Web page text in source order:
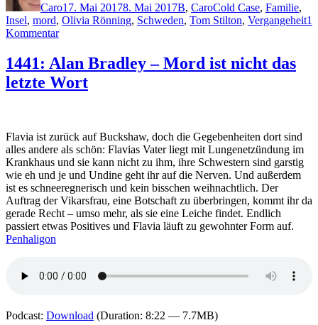
Caro17. Mai 20178. Mai 2017B, CaroCold Case, Familie,
Insel, mord, Olivia Rönning, Schweden, Tom Stilton, Vergangeheit1
Kommentarzu
Cilla
&
Rolf
Springflut
1441: Alan Bradley – Mord ist nicht das
letzte Wort
Flavia ist zurück auf Buckshaw, doch die Gegebenheiten dort sind
alles andere als schön: Flavias Vater liegt mit Lungenetzündung im
Krankhaus und sie kann nicht zu ihm, ihre Schwestern sind garstig
wie eh und je und Undine geht ihr auf die Nerven. Und außerdem
ist es schneeregnerisch und kein bisschen weihnachtlich. Der
Auftrag der Vikarsfrau, eine Botschaft zu überbringen, kommt ihr da
gerade Recht – umso mehr, als sie eine Leiche findet. Endlich
passiert etwas Positives und Flavia läuft zu gewohnter Form auf.
Penhaligon
Podcast: Download (Duration: 8:22 — 7.7MB)